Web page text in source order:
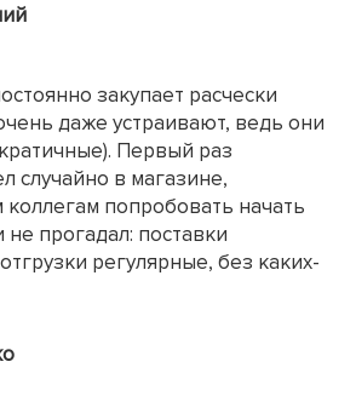
закупает расчески
даже устраивают, ведь они
Первый раз
случайно в магазине,
попробовать начать
не прогадал: поставки
регулярные, без каких-